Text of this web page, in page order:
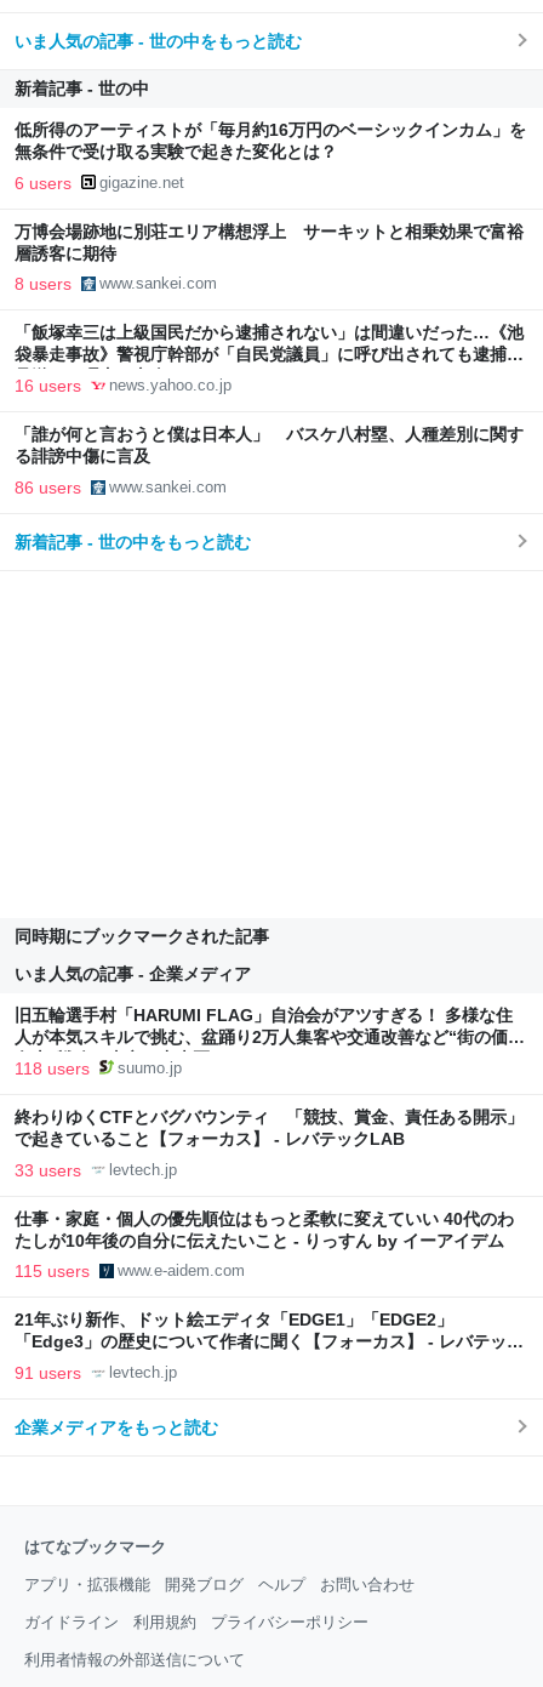
いま人気の記事 - 世の中をもっと読む
新着記事 - 世の中
低所得のアーティストが「毎月約16万円のベーシックインカム」を
無条件で受け取る実験で起きた変化とは？
6 users gigazine.net
万博会場跡地に別荘エリア構想浮上 サーキットと相乗効果で富裕
層誘客に期待
8 users www.sankei.com
「飯塚幸三は上級国民だから逮捕されない」は間違いだった…《池
袋暴走事故》警視庁幹部が「自民党議員」に呼び出されても逮捕を
見送った理由（文春オンライン） - Yahoo!ニュース
16 users news.yahoo.co.jp
「誰が何と言おうと僕は日本人」 バスケ八村塁、人種差別に関す
る誹謗中傷に言及
86 users www.sankei.com
新着記事 - 世の中をもっと読む
同時期にブックマークされた記事
いま人気の記事 - 企業メディア
旧五輪選手村「HARUMI FLAG」自治会がアツすぎる！ 多様な住
人が本気スキルで挑む、盆踊り2万人集客や交通改善など“街の価値
向上”戦略 東京・中央区
118 users suumo.jp
終わりゆくCTFとバグバウンティ 「競技、賞金、責任ある開示」
で起きていること【フォーカス】 - レバテックLAB
33 users levtech.jp
仕事・家庭・個人の優先順位はもっと柔軟に変えていい 40代のわ
たしが10年後の自分に伝えたいこと - りっすん by イーアイデム
115 users www.e-aidem.com
21年ぶり新作、ドット絵エディタ「EDGE1」「EDGE2」
「Edge3」の歴史について作者に聞く【フォーカス】 - レバテック
LAB
91 users levtech.jp
企業メディアをもっと読む
はてなブックマーク
アプリ・拡張機能 開発ブログ ヘルプ お問い合わせ
ガイドライン 利用規約 プライバシーポリシー
利用者情報の外部送信について